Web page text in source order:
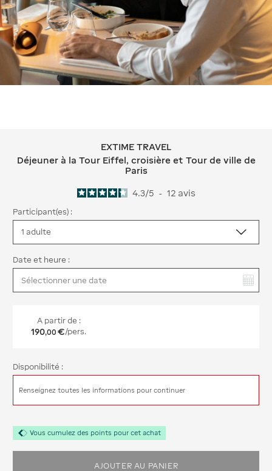
EXTIME TRAVEL Déjeuner à la
EXTIME TRAVEL
Déjeuner à la Tour Eiffel, croisière et Tour de ville de
Paris
4.3/5 - 12 avis
Participant(es) :
Date et heure :
A partir de :
190,00 €/pers.
Disponibilité :
Renseignez toutes les informations pour continuer
Vous cumulez des points pour cet achat
AJOUTER AU PANIER